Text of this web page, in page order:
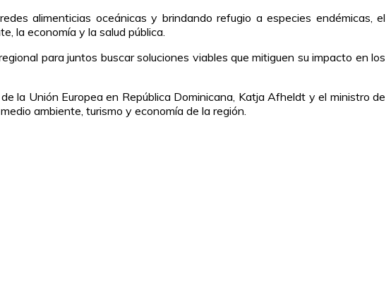
alimenticias oceánicas y brindando refugio a especies endémicas, el
la economía y la salud pública.
para juntos buscar soluciones viables que mitiguen su impacto en los
la Unión Europea en República Dominicana, Katja Afheldt yel ministro de
ambiente, turismo y economía de la región.